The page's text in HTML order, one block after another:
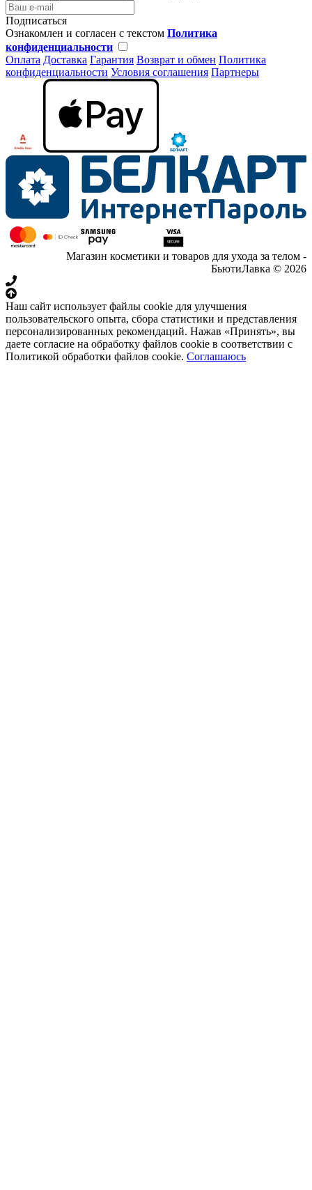
Подписаться
Ознакомлен и согласен с текстом Политика
конфиденциальности
Оплата Доставка Гарантия Возврат и обмен Политика
конфиденциальности Условия соглашения Партнеры
Магазин косметики и товаров для ухода за телом -
БьютиЛавка © 2026
Наш сайт использует файлы cookie для улучшения
пользовательского опыта, сбора статистики и представления
персонализированных рекомендаций. Нажав «Принять», вы
даете согласие на обработку файлов cookie в соответствии с
Политикой обработки файлов cookie. Соглашаюсь